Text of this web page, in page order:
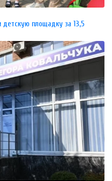
детскую площадку за 13,5